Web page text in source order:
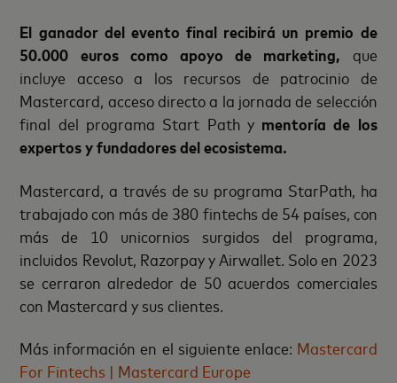
El ganador del evento final recibirá un premio de
50.000 euros como apoyo de marketing, que
incluye acceso a los recursos de patrocinio de
Mastercard, acceso directo a la jornada de selección
final del programa Start Path y mentoría de los
expertos y fundadores del ecosistema.
Mastercard, a través de su programa StarPath, ha
trabajado con más de 380 fintechs de 54 países, con
más de 10 unicornios surgidos del programa,
incluidos Revolut, Razorpay y Airwallet. Solo en 2023
se cerraron alrededor de 50 acuerdos comerciales
con Mastercard y sus clientes.
Más información en el siguiente enlace: Mastercard
For Fintechs | Mastercard Europe